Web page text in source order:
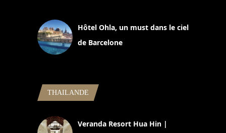
Hôtel Ohla, un must dans le ciel
de Barcelone
THAILANDE
Veranda Resort Hua Hin |